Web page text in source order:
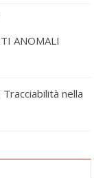
ANOMALI
nella